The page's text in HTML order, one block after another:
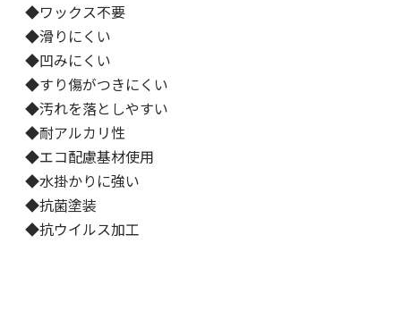
◆ワックス不要
◆滑りにくい
◆凹みにくい
◆すり傷がつきにくい
◆汚れを落としやすい
◆耐アルカリ性
◆エコ配慮基材使用
◆水掛かりに強い
◆抗菌塗装
◆抗ウイルス加工